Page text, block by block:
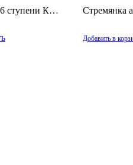
ступени К… Стремянка
Добавить в